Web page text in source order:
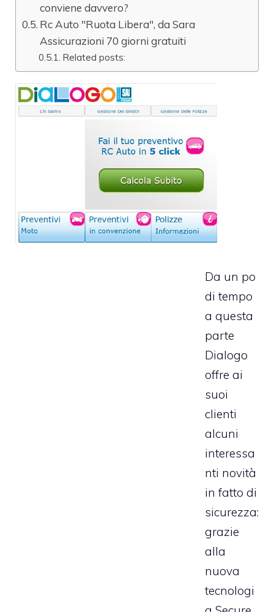
conviene davvero?
Rc Auto "Ruota Libera", da Sara
Assicurazioni 70 giorni gratuiti
Related posts:
Da un po
di tempo
a questa
parte
Dialogo
offre ai
suoi
clienti
alcuni
interessa
nti novità
in fatto di
sicurezza:
grazie
alla
nuova
tecnologi